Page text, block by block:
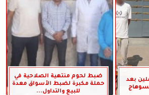
بعد
ضبط لحوم منتهية الصلاحية في
حملة مكبرة لضبط الأسواق معدة
للبيع والتداول...